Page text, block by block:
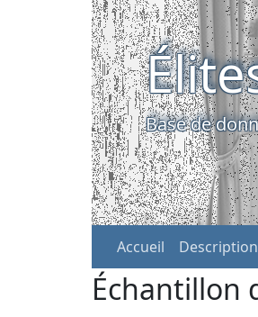
Base de
Accueil Description
Échantillon